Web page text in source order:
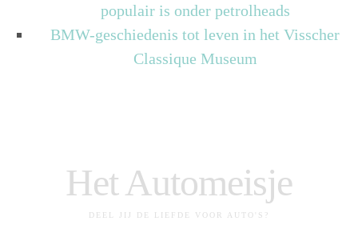
populair is onder petrolheads
BMW-geschiedenis tot leven in het Visscher
Classique Museum
Het Automeisje
DEEL JIJ DE LIEFDE VOOR AUTO'S?